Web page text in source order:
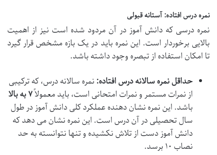
نمره درس افتاده: آستانه قبولی
نمره درسی که دانش آموز در آن مردود شده است نیز از اهمیت
بالایی برخوردار است. این نمره باید در یک بازه مشخص قرار گیرد
تا امکان استفاده از تبصره وجود داشته باشد.
حداقل نمره سالانه درس افتاده: نمره سالانه درس، که ترکیبی
از نمرات مستمر و نمرات امتحانی است، باید معمولاً۷ به بالا
باشد. این نمره نشان دهنده عملکرد کلی دانش آموز در طول
سال تحصیلی در آن درس است. این نمره نشان می دهد که
دانش آموز دست از تلاش نکشیده و تنها نتوانسته به حد
نصاب ۱۰ برسد.